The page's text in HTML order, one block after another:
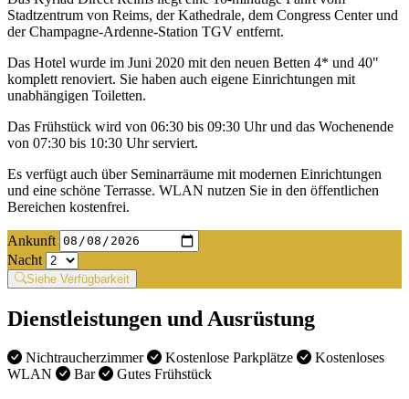
Stadtzentrum von Reims, der Kathedrale, dem Congress Center und
der Champagne-Ardenne-Station TGV entfernt.
Das Hotel wurde im Juni 2020 mit den neuen Betten 4* und 40"
komplett renoviert. Sie haben auch eigene Einrichtungen mit
unabhängigen Toiletten.
Das Frühstück wird von 06:30 bis 09:30 Uhr und das Wochenende
von 07:30 bis 10:30 Uhr serviert.
Es verfügt auch über Seminarräume mit modernen Einrichtungen
und eine schöne Terrasse. WLAN nutzen Sie in den öffentlichen
Bereichen kostenfrei.
Ankunft
Nacht
Siehe Verfügbarkeit
Dienstleistungen und Ausrüstung
Nichtraucherzimmer Kostenlose Parkplätze
Kostenloses
WLAN
Bar Gutes Frühstück